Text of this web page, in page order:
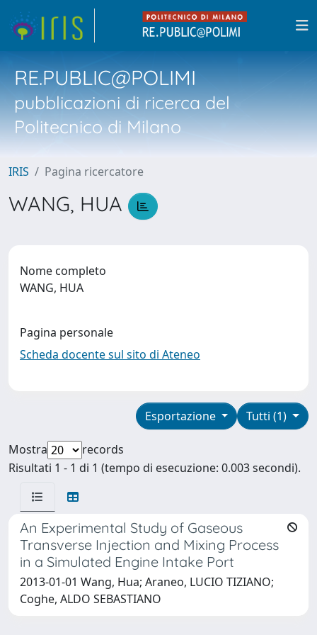
RE.PUBLIC@POLIMI
pubblicazioni di ricerca del
Politecnico di Milano
IRIS Pagina ricercatore
WANG, HUA
Nome completo
WANG, HUA
Pagina personale
Scheda docente sul sito di Ateneo
Tutti (1)
Esportazione
Mostra
records
Risultati 1 - 1 di 1 (tempo di esecuzione: 0.003 secondi).
An Experimental Study of Gaseous
Transverse Injection and Mixing Process
in a Simulated Engine Intake Port
2013-01-01 Wang, Hua; Araneo, LUCIO TIZIANO;
Coghe, ALDO SEBASTIANO